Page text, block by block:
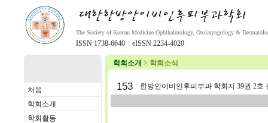
The Society of Korean Medicine Ophthalmology, Otolaryngology &
ISSN 1738-6640 eISSN 2234-4020
처음
학회소개
학회활동
학회소개 > 학회소식
153 한방안이비인후피부과 학회지 39권 2호